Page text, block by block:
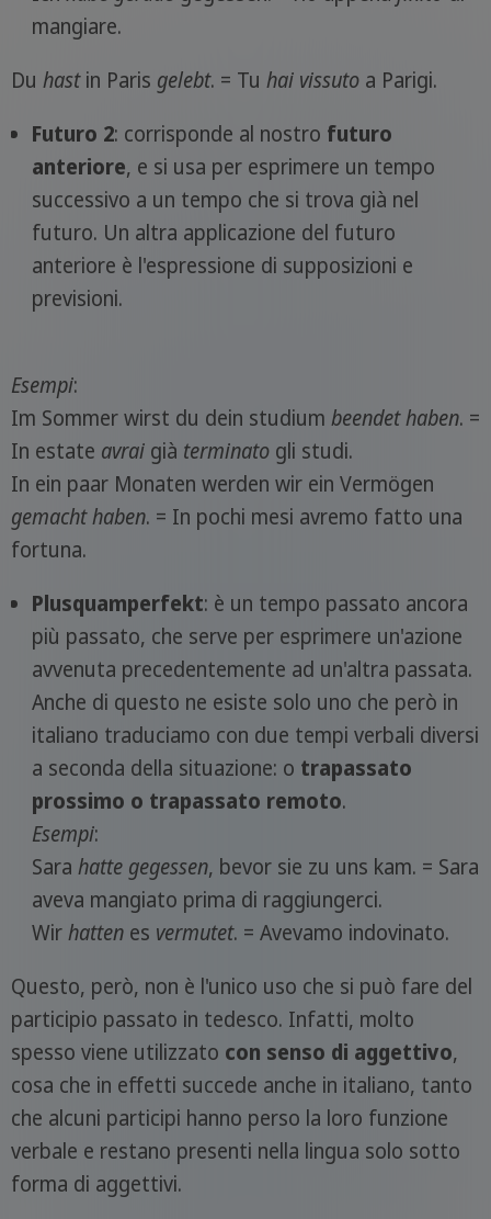
mangiare.
Du hastin Paris gelebt. = Tu hai vissutoa Parigi.
Futuro 2: corrisponde al nostro futuro
anteriore, e si usa per esprimere un tempo
successivo a un tempo che si trova già nel
futuro. Un altra applicazione del futuro
anteriore è l'espressione di supposizioni e
previsioni.
Esempi:
Im Sommer wirst du dein studium beendet haben. =
In estate avraigià terminatogli studi.
In ein paar Monaten werden wir ein Vermögen
gemacht haben. = In pochi mesi avremo fatto una
fortuna.
Plusquamperfekt: è un tempo passato ancora
più passato, che serve per esprimere un'azione
avvenuta precedentemente ad un'altra passata.
Anche di questo ne esiste solo uno che però in
italiano traduciamo con due tempi verbali diversi
a seconda della situazione: o trapassato
prossimo o trapassato remoto.
Esempi:
Sara hatte gegessen, bevor sie zu uns kam. = Sara
aveva mangiato prima di raggiungerci.
Wirhattenes vermutet. = Avevamo indovinato.
Questo, però, non è l'unico uso che si può fare del
participio passato in tedesco. Infatti, molto
spesso viene utilizzato con senso di aggettivo,
cosa che in effetti succede anche in italiano, tanto
che alcuni participi hanno perso la loro funzione
verbale e restano presenti nella lingua solo sotto
forma di aggettivi.